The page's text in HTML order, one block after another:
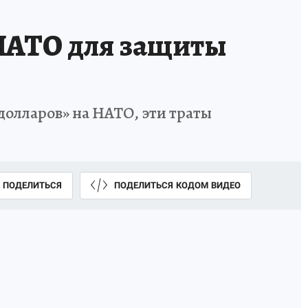
для защиты
на НАТО, эти траты
ПОДЕЛИТЬСЯ ПОДЕЛИТЬСЯ КОДОМ ВИДЕО